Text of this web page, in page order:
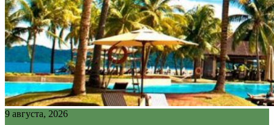
9 августа, 2026